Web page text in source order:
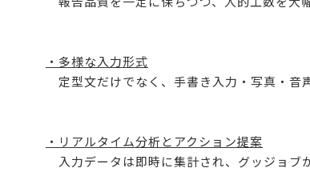
・多様な入力形式
定型文だけでなく、手書き入力・写真・音
・リアルタイム分析とアクション提案
入力データは即時に集計され、グッジョブ